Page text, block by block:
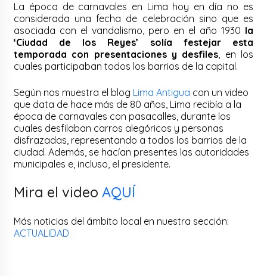
La época de carnavales en Lima hoy en día no es
considerada una fecha de celebración sino que es
asociada con el vandalismo, pero en el año 1930 la
‘Ciudad de los Reyes’ solía festejar esta
temporada con presentaciones y desfiles, en los
cuales participaban todos los barrios de la capital.
Según nos muestra el blog Lima Antigua con un video
que data de hace más de 80 años, Lima recibía a la
época de carnavales con pasacalles, durante los
cuales desfilaban carros alegóricos y personas
disfrazadas, representando a todos los barrios de la
ciudad. Además, se hacían presentes las autoridades
municipales e, incluso, el presidente.
Mira el videoAQUÍ
Más noticias del ámbito local en nuestra sección:
ACTUALIDAD